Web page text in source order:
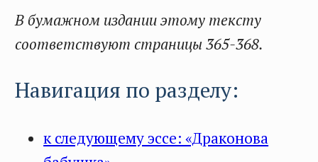
В бумажном издании этому тексту
соответствуют страницы 365-368.
Навигация по разделу:
к следующему эссе: «Драконова